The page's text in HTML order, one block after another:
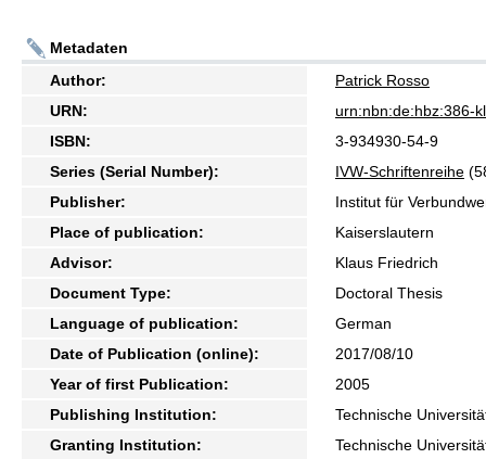
Metadaten
Author:
Patrick Rosso
URN:
urn:nbn:de:hbz:386-
ISBN:
3-934930-54-9
Series (Serial Number):
IVW-Schriftenreihe
Publisher:
Institut für
Place of publication:
Kaiserslautern
Advisor:
Klaus Friedrich
Document Type:
Doctoral Thesis
Language of publication:
German
Date of Publication (online):
2017/08/10
Year of first Publication:
2005
Publishing Institution:
Technische
Granting Institution:
Technische